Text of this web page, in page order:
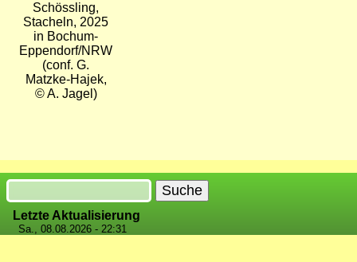
Schössling,
Stacheln, 2025
in Bochum-
Eppendorf/NRW
(conf. G.
Matzke-Hajek,
© A. Jagel)
Suche
Letzte Aktualisierung
Sa., 08.08.2026 - 22:31